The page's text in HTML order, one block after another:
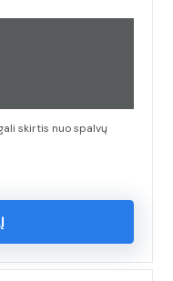
skirtis nuo spalvų